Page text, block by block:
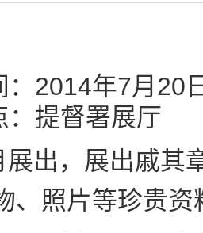
：2014年7月
：提督署展厅
出，展出戚其
、照片等珍贵资